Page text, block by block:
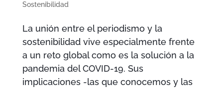
Sostenibilidad
La unión entre el periodismo y la
sostenibilidad vive especialmente frente
a un reto global como es la solución a la
pandemia del COVID-19. Sus
implicaciones -las que conocemos y las